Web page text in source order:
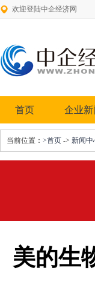
欢迎登陆中企经济网
首页 企业新
当前位置： >首页 -> 新闻中
美的生